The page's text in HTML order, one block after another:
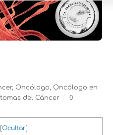
, Oncólogo, Oncólogo en
del Cáncer
0
[Ocultar]